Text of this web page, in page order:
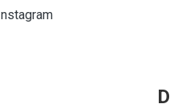
Instagram